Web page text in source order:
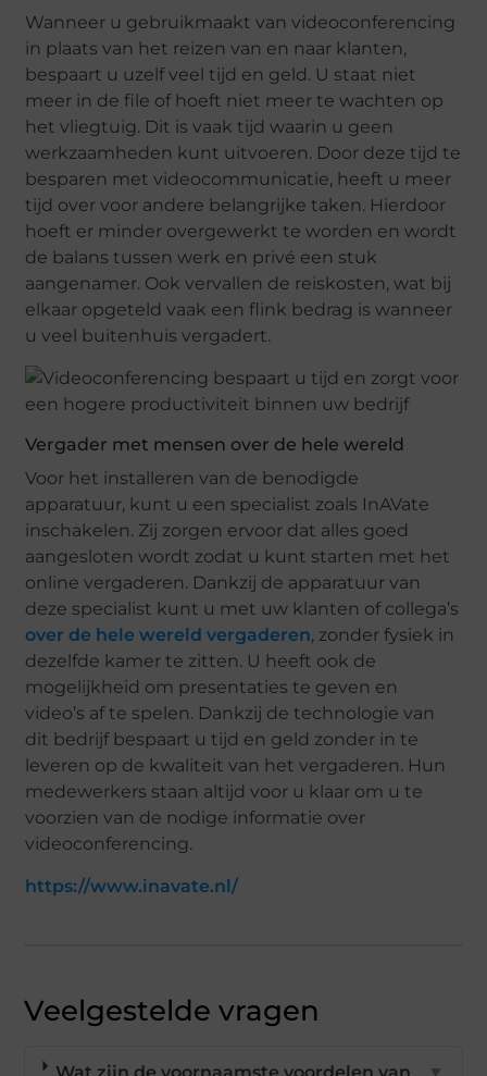
Wanneer u gebruikmaakt van videoconferencing
in plaats van het reizen van en naar klanten,
bespaart u uzelf veel tijd en geld. U staat niet
meer in de file of hoeft niet meer te wachten op
het vliegtuig. Dit is vaak tijd waarin u geen
werkzaamheden kunt uitvoeren. Door deze tijd te
besparen met videocommunicatie, heeft u meer
tijd over voor andere belangrijke taken. Hierdoor
hoeft er minder overgewerkt te worden en wordt
de balans tussen werk en privé een stuk
aangenamer. Ook vervallen de reiskosten, wat bij
elkaar opgeteld vaak een flink bedrag is wanneer
u veel buitenhuis vergadert.
Vergader met mensen over de hele wereld
Voor het installeren van de benodigde
apparatuur, kunt u een specialist zoals InAVate
inschakelen. Zij zorgen ervoor dat alles goed
aangesloten wordt zodat u kunt starten met het
online vergaderen. Dankzij de apparatuur van
deze specialist kunt u met uw klanten of collega’s
over de hele wereld vergaderen, zonder fysiek in
dezelfde kamer te zitten. U heeft ook de
mogelijkheid om presentaties te geven en
video’s af te spelen. Dankzij de technologie van
dit bedrijf bespaart u tijd en geld zonder in te
leveren op de kwaliteit van het vergaderen. Hun
medewerkers staan altijd voor u klaar om u te
voorzien van de nodige informatie over
videoconferencing.
https://www.inavate.nl/
Veelgestelde vragen